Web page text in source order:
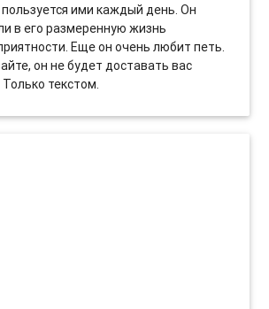
ими каждый день. Он
в его размеренную жизнь
Еще он очень любит петь.
он не будет доставать вас
текстом.